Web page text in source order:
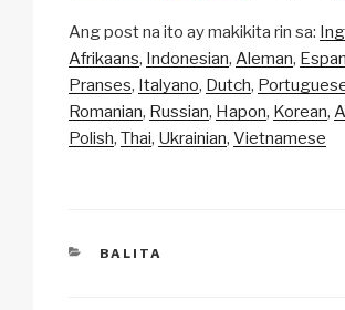
p
y
Li
n
ail c
e
b
o
at
s
A
p
Ang post na ito ay makikita rin sa:
Afrikaans Indonesian Aleman
Pranses Italyano Dutch
Romanian Russian Hapon Korean
Polish Thai Ukrainian Vietnamese
CATEGORIES
BALITA